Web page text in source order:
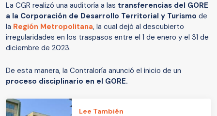
La CGR realizó una auditoría a las transferencias del GORE
a la Corporación de Desarrollo Territorial y Turismo de
la Región Metropolitana, la cual dejó al descubierto
irregularidades en los traspasos entre el 1 de enero y el 31 de
diciembre de 2023.
De esta manera, la Contraloría anunció el inicio de un
proceso disciplinario en el GORE.
Lee También